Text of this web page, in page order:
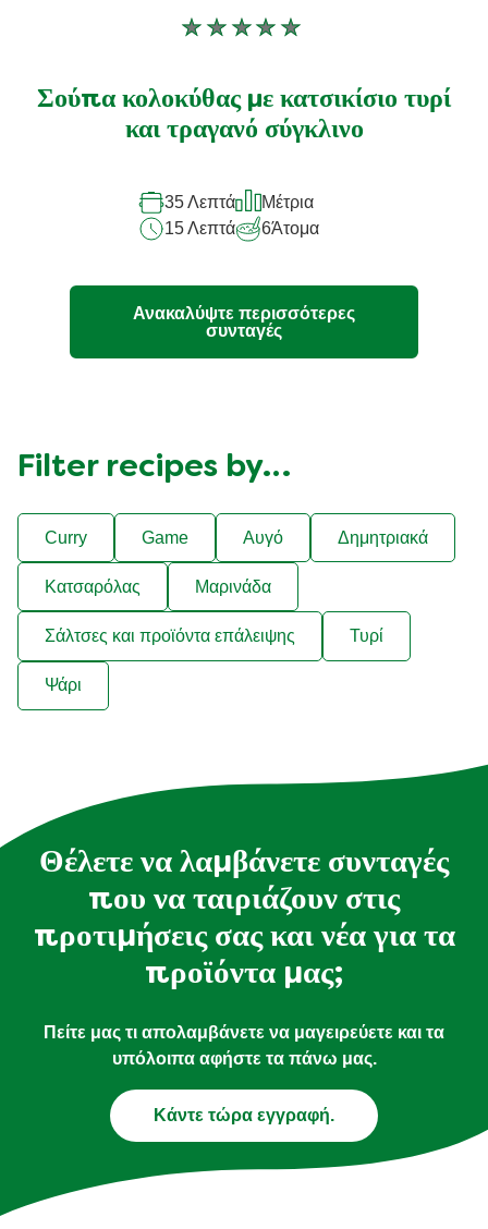
Δεν
αξιολογήσεις
για
recipe
Σούπα κολοκύθας με κατσικίσιο τυρί
και τραγανό σύγκλινο
35 Λεπτά
Μέτρια
15 Λεπτά
6Άτομα
Ανακαλύψτε περισσότερες
συνταγές
Filter recipes by…
Curry Game Αυγό Δημητριακά
Κατσαρόλας Μαρινάδα
Σάλτσες και προϊόντα επάλειψης Τυρί
Ψάρι
Θέλετε να λαμβάνετε συνταγές
που να ταιριάζουν στις
προτιμήσεις σας και νέα για τα
προϊόντα μας;
Πείτε μας τι απολαμβάνετε να μαγειρεύετε και τα
υπόλοιπα αφήστε τα πάνω μας.
Κάντε τώρα εγγραφή.